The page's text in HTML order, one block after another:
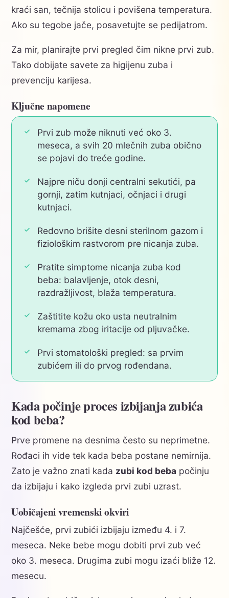
kraći san, tečnija stolicu i povišena temperatura.
Ako su tegobe jače, posavetujte se pedijatrom.
Za mir, planirajte prvi pregled čim nikne prvi zub.
Tako dobijate savete za higijenu zuba i
prevenciju karijesa.
Ključne napomene
Prvi zub može niknuti već oko 3.
meseca, a svih 20 mlečnih zuba obično
se pojavi do treće godine.
Najpre niču donji centralni sekutići, pa
gornji, zatim kutnjaci, očnjaci i drugi
kutnjaci.
Redovno brišite desni sterilnom gazom i
fiziološkim rastvorom pre nicanja zuba.
Pratite simptome nicanja zuba kod
beba: balavljenje, otok desni,
razdražljivost, blaža temperatura.
Zaštitite kožu oko usta neutralnim
kremama zbog iritacije od pljuvačke.
Prvi stomatološki pregled: sa prvim
zubićem ili do prvog rođendana.
Kada počinje proces izbijanja zubića
kod beba?
Prve promene na desnima često su neprimetne.
Rođaci ih vide tek kada beba postane nemirnija.
Zato je važno znati kada zubi kod beba počinju
da izbijaju i kako izgleda prvi zubi uzrast.
Uobičajeni vremenski okviri
Najčešće, prvi zubići izbijaju između 4. i 7.
meseca. Neke bebe mogu dobiti prvi zub već
oko 3. meseca. Drugima zubi mogu izaći bliže 12.
mesecu.